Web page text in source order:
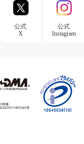
公式
X
公式
Instagram